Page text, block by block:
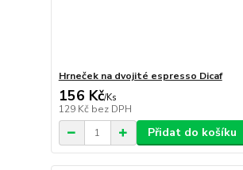
Hrneček na dvojité espresso Dicaf
156 Kč/Ks
129 Kč bez DPH
Přidat do košíku